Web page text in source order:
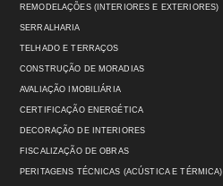
REMODELAÇÕES (INTERIORES E EXTERIORES)
SERRALHARIA
TELHADO E TERRAÇOS
CONSTRUÇÃO DE MORADIAS
AVALIAÇÃO IMOBILIÁRIA
CERTIFICAÇÃO ENERGÉTICA
DECORAÇÃO DE INTERIORES
FISCALIZAÇÃO DE OBRAS
PERITAGENS TÉCNICAS (ACÚSTICA E TÉRMICA)